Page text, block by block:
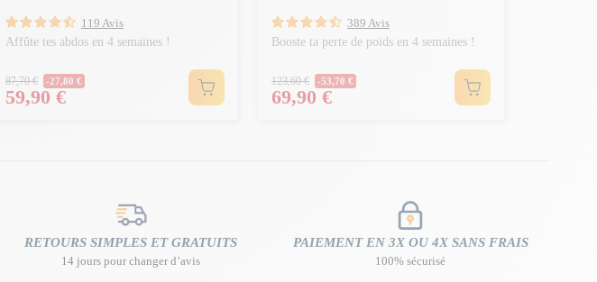
119 Avis
Affûte tes abdos en 4 semaines !
Prix Normal
87,70 € -27,80 €
Prix
59,90 €
389 Avis
Booste ta perte de poids en 4 semaines !
Prix Normal
123,60 € -53,70 €
Prix
69,90 €
RETOURS SIMPLES ET GRATUITS
14 jours pour changer d’avis
PAIEMENT EN 3X OU 4X SANS FRAIS
100% sécurisé